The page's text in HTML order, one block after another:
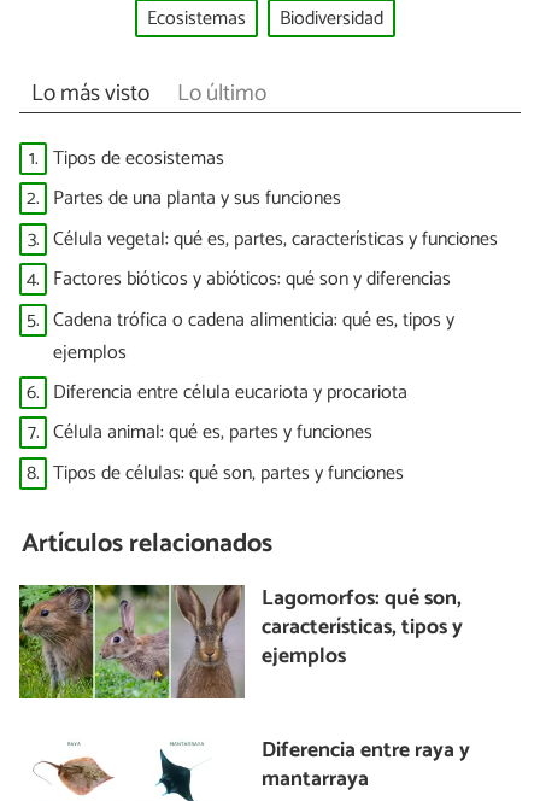
Ecosistemas
Biodiversidad
Lo más visto Lo último
1. Tipos de ecosistemas
2. Partes de una planta y sus funciones
3. Célula vegetal: qué es, partes, características y funciones
4. Factores bióticos y abióticos: qué son y diferencias
5. Cadena trófica o cadena alimenticia: qué es, tipos y
ejemplos
6. Diferencia entre célula eucariota y procariota
7. Célula animal: qué es, partes y funciones
8. Tipos de células: qué son, partes y funciones
Artículos relacionados
Lagomorfos: qué son,
características, tipos y
ejemplos
Diferencia entre raya y
mantarraya